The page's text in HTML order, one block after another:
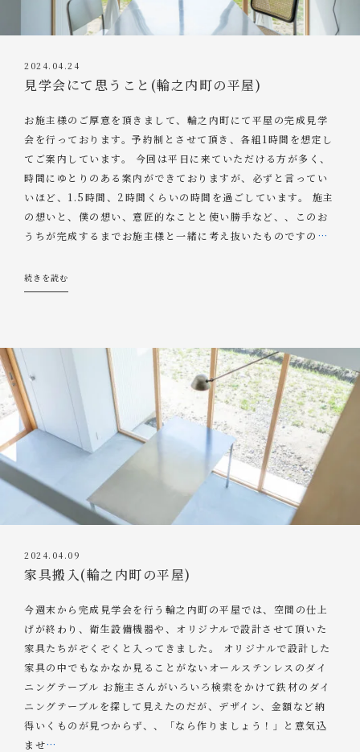
2024.04.24
見学会にて思うこと(輪之内町の平屋)
お施主様のご厚意を頂きまして、輪之内町にて平屋の完成見学
会を行っております。予約制とさせて頂き、各組1時間を想定し
てご案内しています。 今回は平日に来ていただける方が多く、
時間にゆとりのある案内ができておりますが、必ずと言ってい
いほど、1.5時間、2時間くらいの時間を過ごしています。 施主
の想いと、僕の想い、意匠的なことと使い勝手など、、このお
うちが完成するまでお施主様と一緒に考え抜いたものですの …
続きを読む
2024.04.09
家具搬入(輪之内町の平屋)
今週末から完成見学会を行う輪之内町の平屋では、空間の仕上
げが終わり、衛生設備機器や、オリジナルで設計させて頂いた
家具たちがぞくぞくと入ってきました。 オリジナルで設計した
家具の中でもなかなか見ることがないオールステンレスのダイ
ニングテーブル お施主さんがいろいろ検索をかけて鉄材のダイ
ニングテーブルを探して見えたのだが、デザイン、金額など納
得いくものが見つからず、、「なら作りましょう！」と意気込
ませ…